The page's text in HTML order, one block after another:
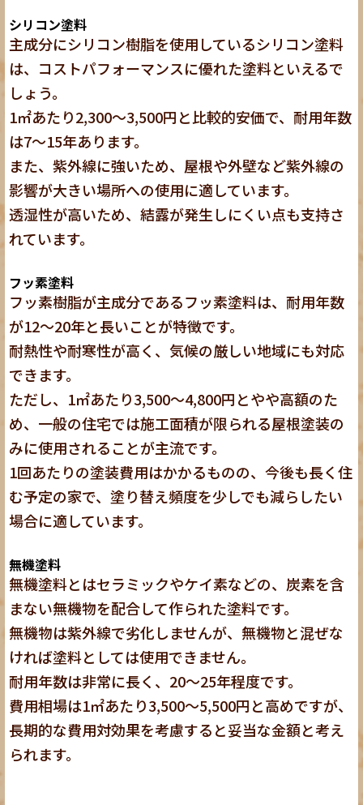
シリコン塗料
主成分にシリコン樹脂を使用しているシリコン塗料
は、コストパフォーマンスに優れた塗料といえるで
しょう。
1㎡あたり2,300〜3,500円と比較的安価で、耐用年数
は7〜15年あります。
また、紫外線に強いため、屋根や外壁など紫外線の
影響が大きい場所への使用に適しています。
透湿性が高いため、結露が発生しにくい点も支持さ
れています。
フッ素塗料
フッ素樹脂が主成分であるフッ素塗料は、耐用年数
が12〜20年と長いことが特徴です。
耐熱性や耐寒性が高く、気候の厳しい地域にも対応
できます。
ただし、1㎡あたり3,500〜4,800円とやや高額のた
め、一般の住宅では施工面積が限られる屋根塗装の
みに使用されることが主流です。
1回あたりの塗装費用はかかるものの、今後も長く住
む予定の家で、塗り替え頻度を少しでも減らしたい
場合に適しています。
無機塗料
無機塗料とはセラミックやケイ素などの、炭素を含
まない無機物を配合して作られた塗料です。
無機物は紫外線で劣化しませんが、 無機物と混ぜな
ければ塗料としては使用できません。
耐用年数は非常に長く、20〜25年程度です。
費用相場は1㎡あたり3,500〜5,500円と高めですが、
長期的な費用対効果を考慮すると妥当な金額と考え
られます。